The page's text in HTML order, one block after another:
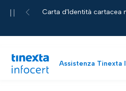
Pause
Previous
Assistenza Tinexta